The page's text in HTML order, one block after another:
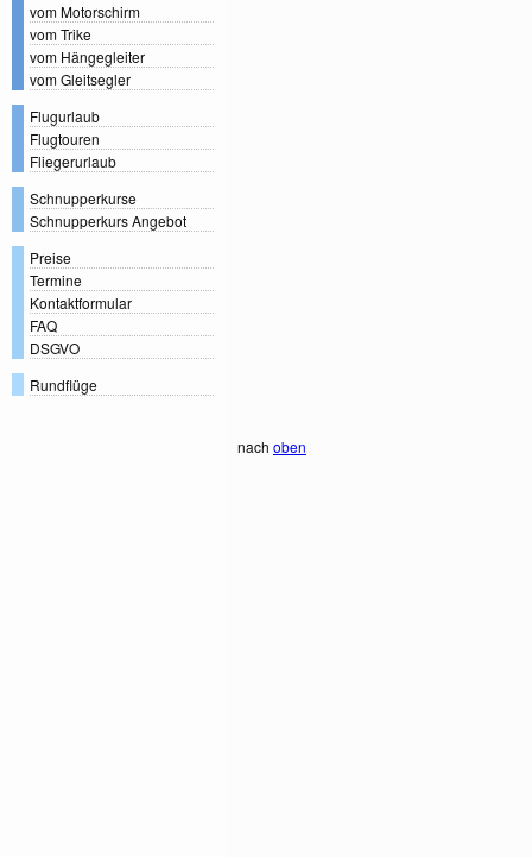
vom Motorschirm
vom Trike
vom Hängegleiter
vom Gleitsegler
Flugurlaub
Flugtouren
Fliegerurlaub
Schnupperkurse
Schnupperkurs Angebot
Preise
Termine
Kontaktformular
FAQ
DSGVO
Rundflüge
nach oben